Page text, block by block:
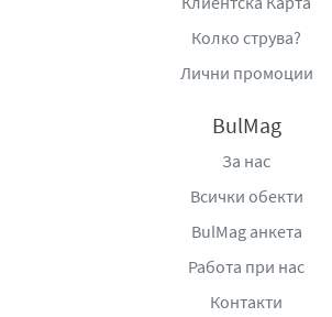
Колко струва?
Лични промоции
BulMag
За нас
Всички обекти
BulMag анкета
Работа при нас
Контакти